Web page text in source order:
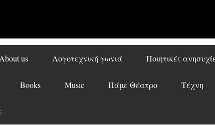
About us Λογοτεχνική γωνιά Ποιητικές
Books Music Πάμε Θέατρο Τέχνη